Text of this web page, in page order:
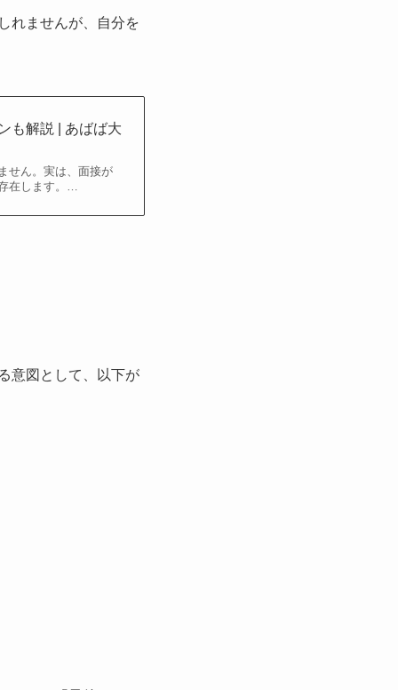
れませんが、自分を
も解説 | あばば大
せん。実は、面接が
在します。…
意図として、以下が